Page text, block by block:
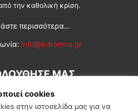
την καθολική κρίση.
περισσότερα...
info@edromos.gr
ΜΑΣ
cookies
στην ιστοσελίδα μας για να